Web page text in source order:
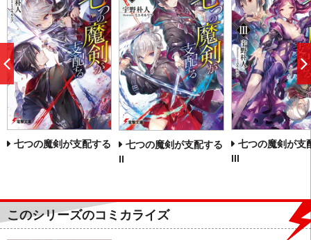
七つの魔剣が支配する
七つの魔剣が支配する
II
七つの魔剣が支
III
前
へ
このシリーズのコミカライズ